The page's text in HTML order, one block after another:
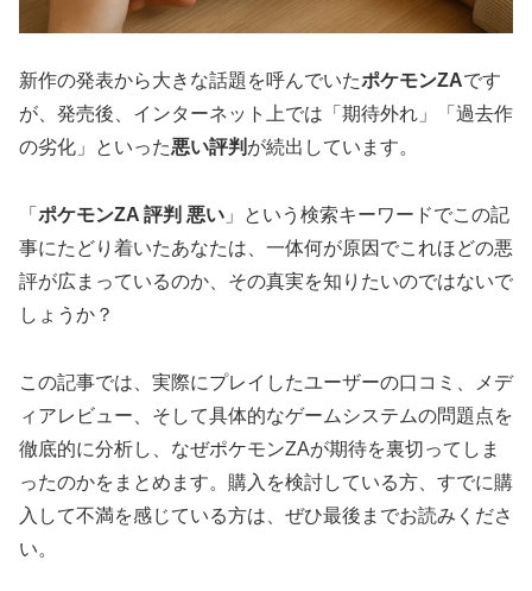
新作の発表から大きな話題を呼んでいたポケモンZAです
が、発売後、インターネット上では「期待外れ」「過去作
の劣化」といった悪い評判 が続出しています。
「 ポケモンZA 評判 悪い 」という検索キーワードでこの記
事にたどり着いたあなたは、一体何が原因でこれほどの悪
評が広まっているのか、その真実を知りたいのではないで
しょうか？
この記事では、実際にプレイしたユーザーの口コミ、メデ
ィアレビュー、そして具体的なゲームシステムの問題点を
徹底的に分析し、なぜポケモンZAが期待を裏切ってしま
ったのかをまとめます。購入を検討している方、すでに購
入して不満を感じている方は、ぜひ最後までお読みくださ
い。